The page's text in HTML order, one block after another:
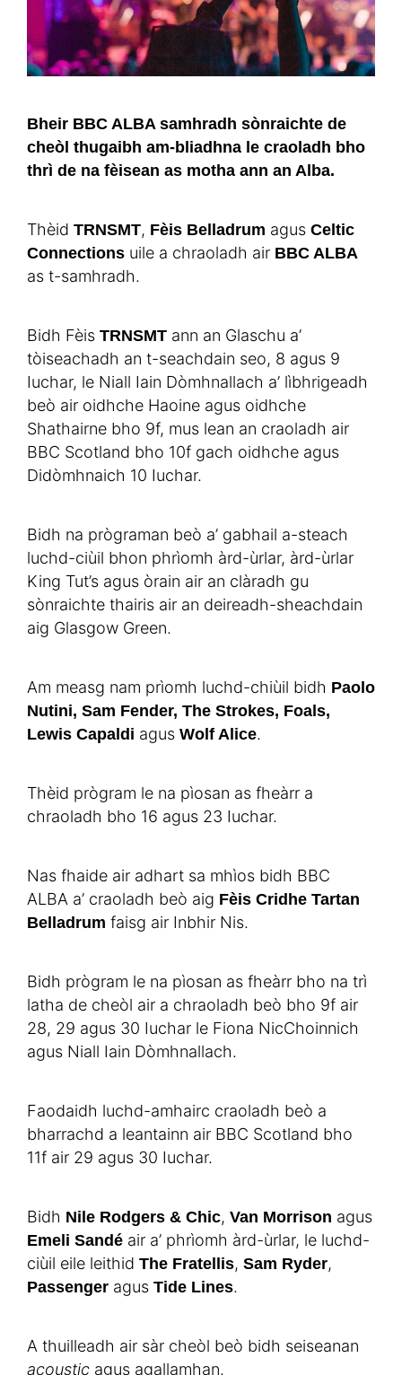
Bheir BBC ALBA samhradh sònraichte de
cheòl thugaibh am-bliadhna le craoladh bho
thrì de na fèisean as motha ann an Alba.
Thèid TRNSMT, Fèis Belladrum agus Celtic
Connections uile a chraoladh air BBC ALBA
as t-samhradh.
Bidh Fèis TRNSMT ann an Glaschu a’
tòiseachadh an t-seachdain seo, 8 agus 9
Iuchar, le Niall Iain Dòmhnallach a’ lìbhrigeadh
beò air oidhche Haoine agus oidhche
Shathairne bho 9f, mus lean an craoladh air
BBC Scotland bho 10f gach oidhche agus
Didòmhnaich 10 Iuchar.
Bidh na prògraman beò a’ gabhail a-steach
luchd-ciùil bhon phrìomh àrd-ùrlar, àrd-ùrlar
King Tut’s agus òrain air an clàradh gu
sònraichte thairis air an deireadh-sheachdain
aig Glasgow Green.
Am measg nam prìomh luchd-chiùil bidh Paolo
Nutini, Sam Fender, The Strokes, Foals,
Lewis Capaldi agus Wolf Alice.
Thèid prògram le na pìosan as fheàrr a
chraoladh bho 16 agus 23 Iuchar.
Nas fhaide air adhart sa mhìos bidh BBC
ALBA a’ craoladh beò aig Fèis Cridhe Tartan
Belladrum faisg air Inbhir Nis.
Bidh prògram le na pìosan as fheàrr bho na trì
latha de cheòl air a chraoladh beò bho 9f air
28, 29 agus 30 Iuchar le Fiona NicChoinnich
agus Niall Iain Dòmhnallach.
Faodaidh luchd-amhairc craoladh beò a
bharrachd a leantainn air BBC Scotland bho
11f air 29 agus 30 Iuchar.
Bidh Nile Rodgers & Chic, Van Morrison agus
Emeli Sandé air a’ phrìomh àrd-ùrlar, le luchd-
ciùil eile leithid The Fratellis, Sam Ryder,
Passenger agus Tide Lines.
A thuilleadh air sàr cheòl beò bidh seiseanan
acoustic agus agallamhan.